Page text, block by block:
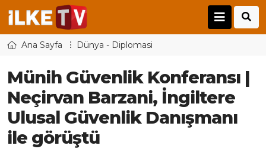
Ana Sayfa Dünya - Diplomasi
Münih Güvenlik Konferansı |
Neçirvan Barzani, İngiltere
Ulusal Güvenlik Danışmanı
ile görüştü